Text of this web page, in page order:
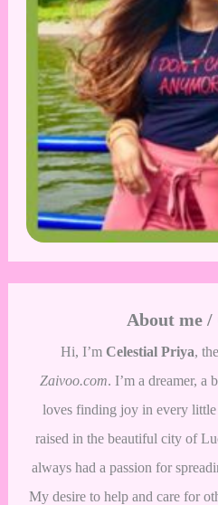
About me /
Hi, I’m Celestial Priya,
Zaivoo.com. I’m a dreamer, a
loves finding joy in every
raised in the beautiful city of
always had a passion for
My desire to help and care for